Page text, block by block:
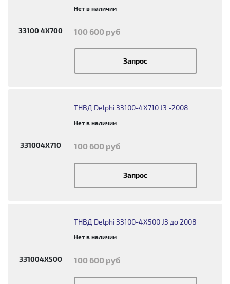
33100 4X700
Нет в наличии
100 600 руб
Запрос
331004X710
ТНВД Delphi 33100-4X710 J3 -2008
Нет в наличии
100 600 руб
Запрос
331004X500
ТНВД Delphi 33100-4X500 J3 до 2008
Нет в наличии
100 600 руб